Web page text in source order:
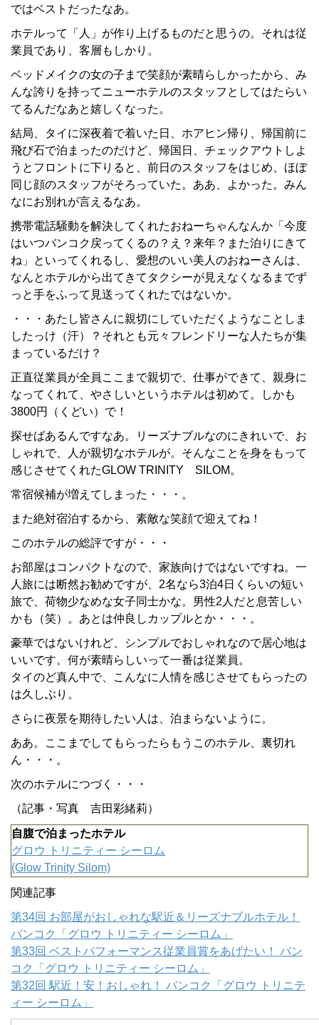
ではベストだったなあ。
ホテルって「人」が作り上げるものだと思うの。それは従
業員であり、客層もしかり。
ベッドメイクの女の子まで笑顔が素晴らしかったから、み
んな誇りを持ってニューホテルのスタッフとしてはたらい
てるんだなあと嬉しくなった。
結局、タイに深夜着で着いた日、ホアヒン帰り、帰国前に
飛び石で泊まったのだけど、帰国日、チェックアウトしよ
うとフロントに下りると、前日のスタッフをはじめ、ほぼ
同じ顔のスタッフがそろっていた。ああ、よかった。みん
なにお別れが言えるなあ。
携帯電話騒動を解決してくれたおねーちゃんなんか「今度
はいつバンコク戻ってくるの？え？来年？また泊りにきて
ね」といってくれるし、愛想のいい美人のおねーさんは、
なんとホテルから出てきてタクシーが見えなくなるまでず
っと手をふって見送ってくれたではないか。
・・・あたし皆さんに親切にしていただくようなことしま
したっけ（汗）？それとも元々フレンドリーな人たちが集
まっているだけ？
正直従業員が全員ここまで親切で、仕事ができて、親身に
なってくれて、やさしいというホテルは初めて。しかも
3800円（くどい）で！
探せばあるんですなあ。リーズナブルなのにきれいで、お
しゃれで、人が親切なホテルが。そんなことを身をもって
感じさせてくれたGLOW TRINITY SILOM。
常宿候補が増えてしまった・・・。
また絶対宿泊するから、素敵な笑顔で迎えてね！
このホテルの総評ですが・・・
お部屋はコンパクトなので、家族向けではないですね。一
人旅には断然お勧めですが、2名なら3泊4日くらいの短い
旅で、荷物少なめな女子同士かな。男性2人だと息苦しい
かも（笑）。あとは仲良しカップルとか・・・。
豪華ではないけれど、シンプルでおしゃれなので居心地は
いいです。何が素晴らしいって一番は従業員。
タイのど真ん中で、こんなに人情を感じさせてもらったの
は久しぶり。
さらに夜景を期待したい人は、泊まらないように。
ああ。ここまでしてもらったらもうこのホテル、裏切れ
ん・・・。
次のホテルにつづく・・・
（記事・写真 吉田彩緒莉）
自腹で泊まったホテル
グロウ トリニティー シーロム
(Glow Trinity Silom)
関連記事
第34回 お部屋がおしゃれな駅近＆リーズナブルホテル！
バンコク「グロウ トリニティー シーロム」
第33回 ベストパフォーマンス従業員賞をあげたい！ バン
コク「グロウ トリニティー シーロム」
第32回 駅近！安！おしゃれ！ バンコク「グロウ トリニテ
ィー シーロム」